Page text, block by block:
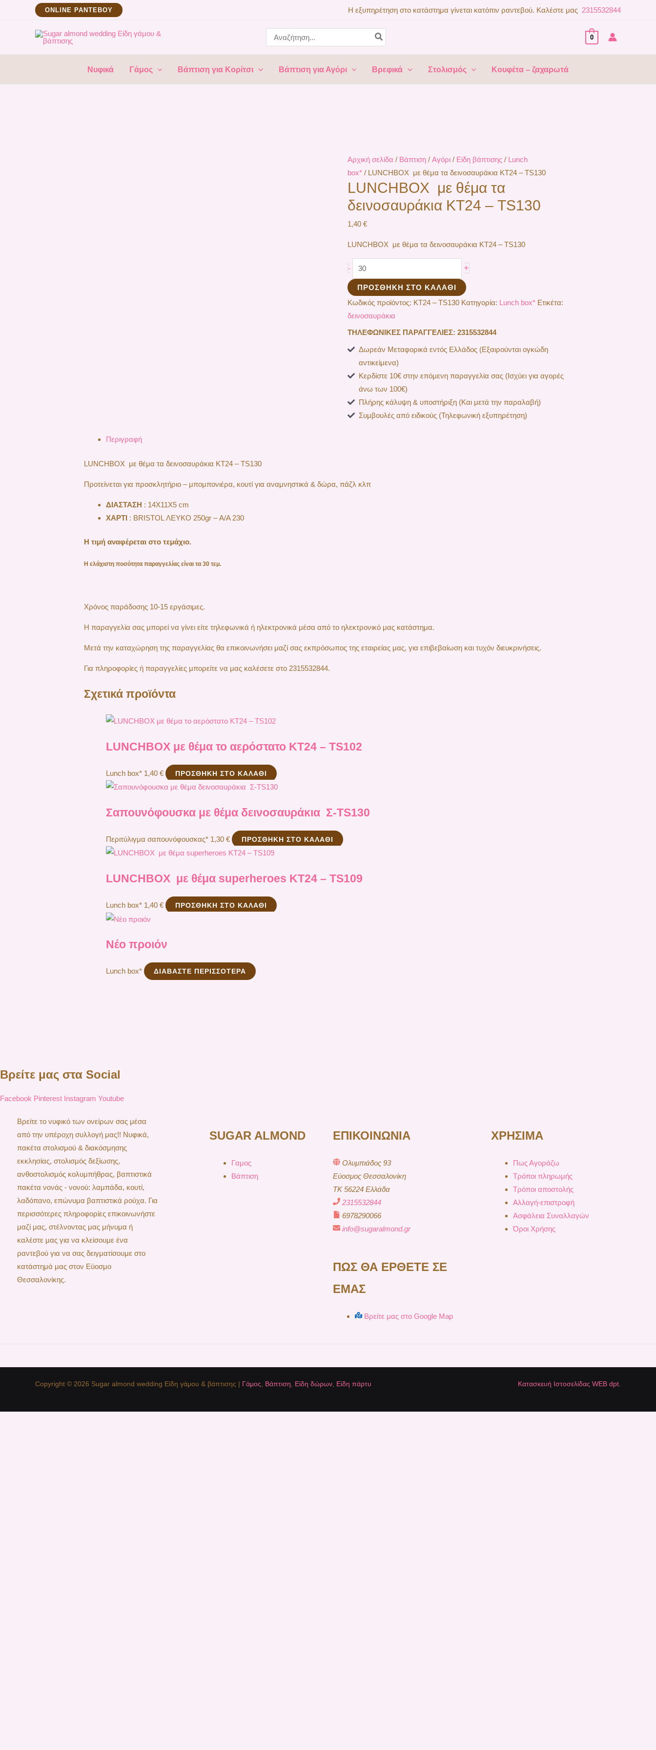
περιεχόμενο
ΟNLINE ΡΑΝΤΕΒΟΥ Η εξυπηρέτηση στο κατάστημα γίνεται κατόπιν ραντεβού. Καλέστε μας 2315532844
for:
0
Νυφικά Γάμος Βάπτιση για Κορίτσι Βάπτιση για Αγόρι Βρεφικά Στολισμός Κουφέτα – ζαχαρωτά
Αρχική σελίδα / Βάπτιση / Αγόρι / Είδη βάπτισης / Lunch
box* / LUNCHBOX με θέμα τα δεινοσαυράκια ΚΤ24 – TS130
LUNCHBOX με θέμα τα
δεινοσαυράκια ΚΤ24 – TS130
1,40 €
LUNCHBOX με θέμα τα δεινοσαυράκια ΚΤ24 – TS130
-
LUNCHBOX
τα
ΚΤ24
–
+
ΠΡΟΣΘΉΚΗ ΣΤΟ ΚΑΛΆΘΙ
Κωδικός προϊόντος: ΚΤ24 – TS130 Κατηγορία: Lunch box* Ετικέτα:
δεινοσαυράκια
ΤΗΛΕΦΩΝΙΚΕΣ ΠΑΡΑΓΓΕΛΙΕΣ: 2315532844
Δωρεάν Μεταφορικά εντός Ελλάδος (Εξαιρούνται ογκώδη
αντικείμενα)
Κερδίστε 10€ στην επόμενη παραγγελία σας (Ισχύει για αγορές
άνω των 100€)
Πλήρης κάλυψη & υποστήριξη (Και μετά την παραλαβή)
Συμβουλές από ειδικούς (Τηλεφωνική εξυπηρέτηση)
Περιγραφή
LUNCHBOX με θέμα τα δεινοσαυράκια ΚΤ24 – TS130
Προτείνεται για προσκλητήριο – μπομπονιέρα, κουτί για αναμνηστικά & δώρα, πάζλ κλπ
ΔΙΑΣΤΑΣΗ : 14X11X5 cm
ΧΑΡΤΙ : BRISTOL ΛΕΥΚΟ 250gr – Α/Α 230
Η τιμή αναφέρεται στο τεμάχιο.
Η ελάχιστη ποσότητα παραγγελίας είναι τα30 τεμ.
Χρόνος παράδοσης 10-15 εργάσιμες.
H παραγγελία σας μπορεί να γίνει είτε τηλεφωνικά ή ηλεκτρονικά μέσα από το ηλεκτρονικό μας κατάστημα.
Μετά την καταχώρηση της παραγγελίας θα επικοινωνήσει μαζί σας εκπρόσωπος της εταιρείας μας, για επιβεβαίωση και τυχόν διευκρινήσεις.
Για πληροφορίες ή παραγγελίες μπορείτε να μας καλέσετε στο 2315532844.
Σχετικά προϊόντα
LUNCHBOX με θέμα το αερόστατο ΚΤ24 – TS102
Lunch box* 1,40€ ΠΡΟΣΘΉΚΗ ΣΤΟ ΚΑΛΆΘΙ
Σαπουνόφουσκα με θέμα δεινοσαυράκια Σ-TS130
Περιτύλιγμα σαπουνόφουσκας* 1,30€ ΠΡΟΣΘΉΚΗ ΣΤΟ ΚΑΛΆΘΙ
LUNCHBOX με θέμα superheroes ΚΤ24 – TS109
Lunch box* 1,40€ ΠΡΟΣΘΉΚΗ ΣΤΟ ΚΑΛΆΘΙ
Νέο προιόν
Lunch box* ΔΙΑΒΆΣΤΕ ΠΕΡΙΣΣΌΤΕΡΑ
Βρείτε μας στα Social
Facebook Pinterest Instagram Youtube
Βρείτε το νυφικό των ονείρων σας μέσα
από την υπέροχη συλλογή μας!! Νυφικά,
πακέτα στολισμού & διακόσμησης
εκκλησίας, στολισμός δεξίωσης,
ανθοστολισμός κολυμπήθρας, βαπτιστικά
πακέτα νονάς - νονού: λαμπάδα, κουτί,
λαδόπανο, επώνυμα βαπτιστικά ρούχα. Για
περισσότερες πληροφορίες επικοινωνήστε
μαζί μας, στέλνοντας μας μήνυμα ή
καλέστε μας για να κλείσουμε ένα
ραντεβού για να σας δειγματίσουμε στο
κατάστημά μας στον Εύοσμο
Θεσσαλονίκης.
SUGAR ALMOND
Γαμος
Βάπτιση
ΕΠΙΚΟΙΝΩΝΙΑ
Ολυμπιάδος 93
Εύοσμος Θεσσαλονίκη
TK 56224 Ελλάδα
2315532844
6978290066
info@sugaralmond.gr
ΠΩΣ ΘΑ ΕΡΘΕΤΕ ΣΕ
ΕΜΑΣ
Βρείτε μας στο Google Map
ΧΡΗΣΙΜΑ
Πως Αγοράζω
Τρόποι πληρωμής
Τρόποι αποστολής
Αλλαγή-επιστροφή
Ασφάλεια Συναλλαγών
Όροι Χρήσης
Copyright © 2026 Sugar almond wedding Είδη γάμου & βάπτισης | Γάμος Βάπτιση Είδη δώρων Είδη πάρτυ Κατασκευή Ιστοσελίδας WEB dpt.